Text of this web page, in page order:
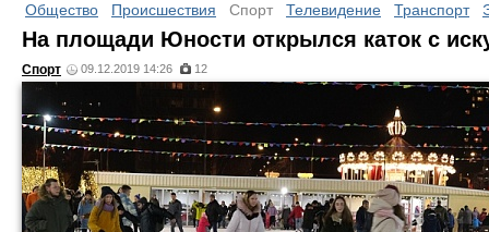
Общество
Происшествия Спорт Телевидение Транспорт
На площади Юности открылся каток с
Спорт 09.12.2019 14:26 12